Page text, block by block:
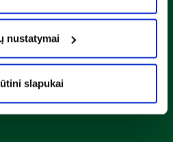
nustatymai
slapukai
privatumo taisyklėmis